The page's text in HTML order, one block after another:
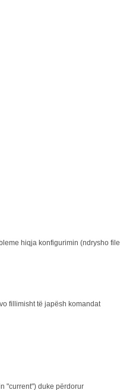
hiqja konfigurimin (ndrysho file
fillimisht të japësh komandat
"current") duke përdorur